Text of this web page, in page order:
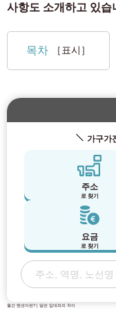
사항도 소개하고 있습
목차 ［표시］
가구가
주소
로 찾기
요금
로 찾기
월간 맨션이란? | 일반 임대와의 차이